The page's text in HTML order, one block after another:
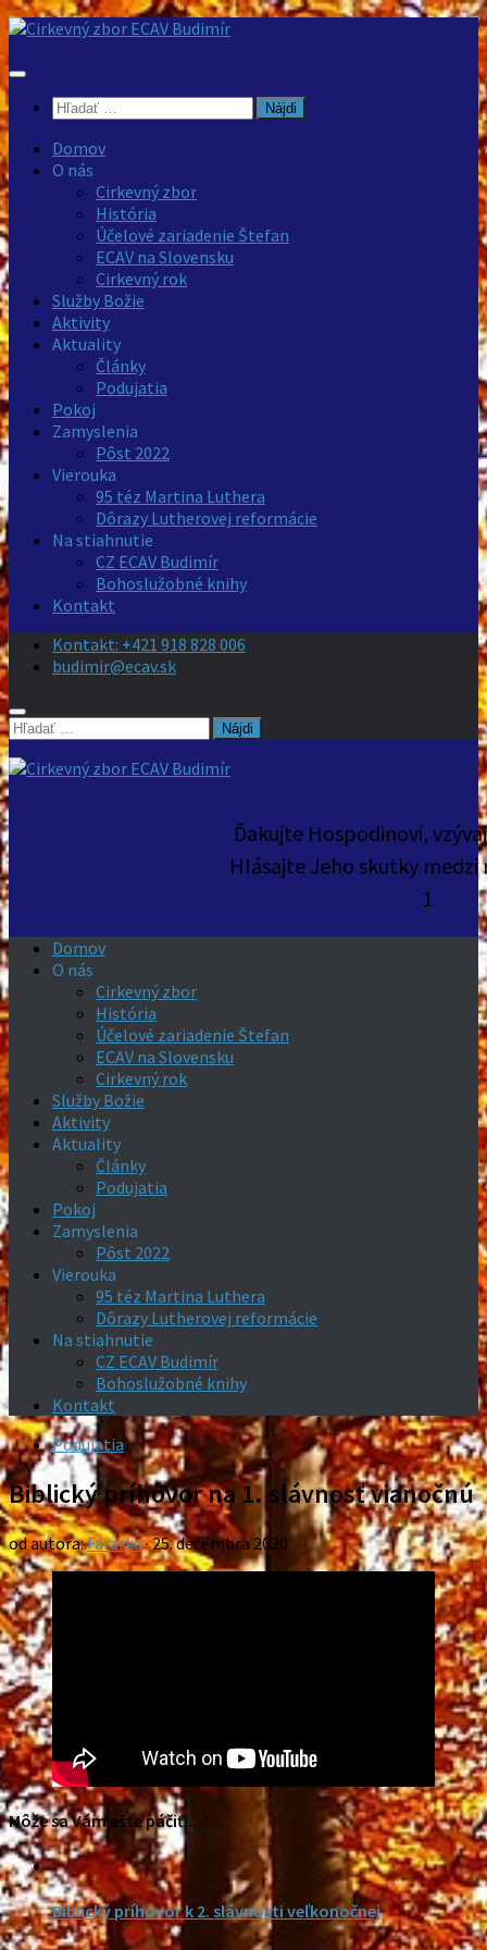
Preskočiť
obsah
Hľadať:
Domov
O nás
Cirkevný zbor
História
Účelové zariadenie Štefan
ECAV na Slovensku
Cirkevný rok
Služby Božie
Aktivity
Aktuality
Články
Podujatia
Pokoj
Zamyslenia
Pôst 2022
Vierouka
95 téz Martina Luthera
Dôrazy Lutherovej reformácie
Na stiahnutie
CZ ECAV Budimír
Bohoslužobné knihy
Kontakt
Kontakt: +421 918 828 006
budimir@ecav.sk
Hľadať:
Ďakujte Hospodinovi,
Hlásajte Jeho skutky medzi
1
Domov
O nás
Cirkevný zbor
História
Účelové zariadenie Štefan
ECAV na Slovensku
Cirkevný rok
Služby Božie
Aktivity
Aktuality
Články
Podujatia
Pokoj
Zamyslenia
Pôst 2022
Vierouka
95 téz Martina Luthera
Dôrazy Lutherovej reformácie
Na stiahnutie
CZ ECAV Budimír
Bohoslužobné knihy
Kontakt
Podujatia
Biblický príhovor na 1. slávnosť vianočnú
od autora:Fararka·25. decembra 2020
Môže sa Vám ešte páčiť...
Biblický príhovor k 2. slávnosti veľkonočnej